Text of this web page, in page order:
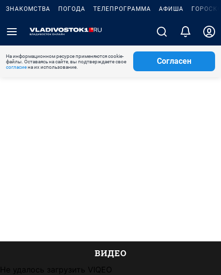
ЗНАКОМСТВА ПОГОДА ТЕЛЕПРОГРАММА АФИША
На информационном ресурсе применяются cookie-
файлы. Оставаясь на сайте, вы подтверждаете свое
согласиена их использование.
Согласен
ВИДЕО
Не удалось загрузить VIQEO